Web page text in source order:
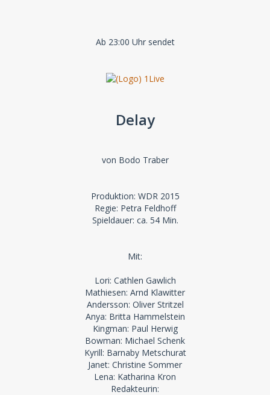
Ab 23:00 Uhr sendet
Delay
von Bodo Traber
Produktion: WDR 2015
Regie: Petra Feldhoff
Spieldauer: ca. 54 Min.
Mit:
Lori: Cathlen Gawlich
Mathiesen: Arnd Klawitter
Andersson: Oliver Stritzel
Anya: Britta Hammelstein
Kingman: Paul Herwig
Bowman: Michael Schenk
Kyrill: Barnaby Metschurat
Janet: Christine Sommer
Lena: Katharina Kron
Redakteurin: